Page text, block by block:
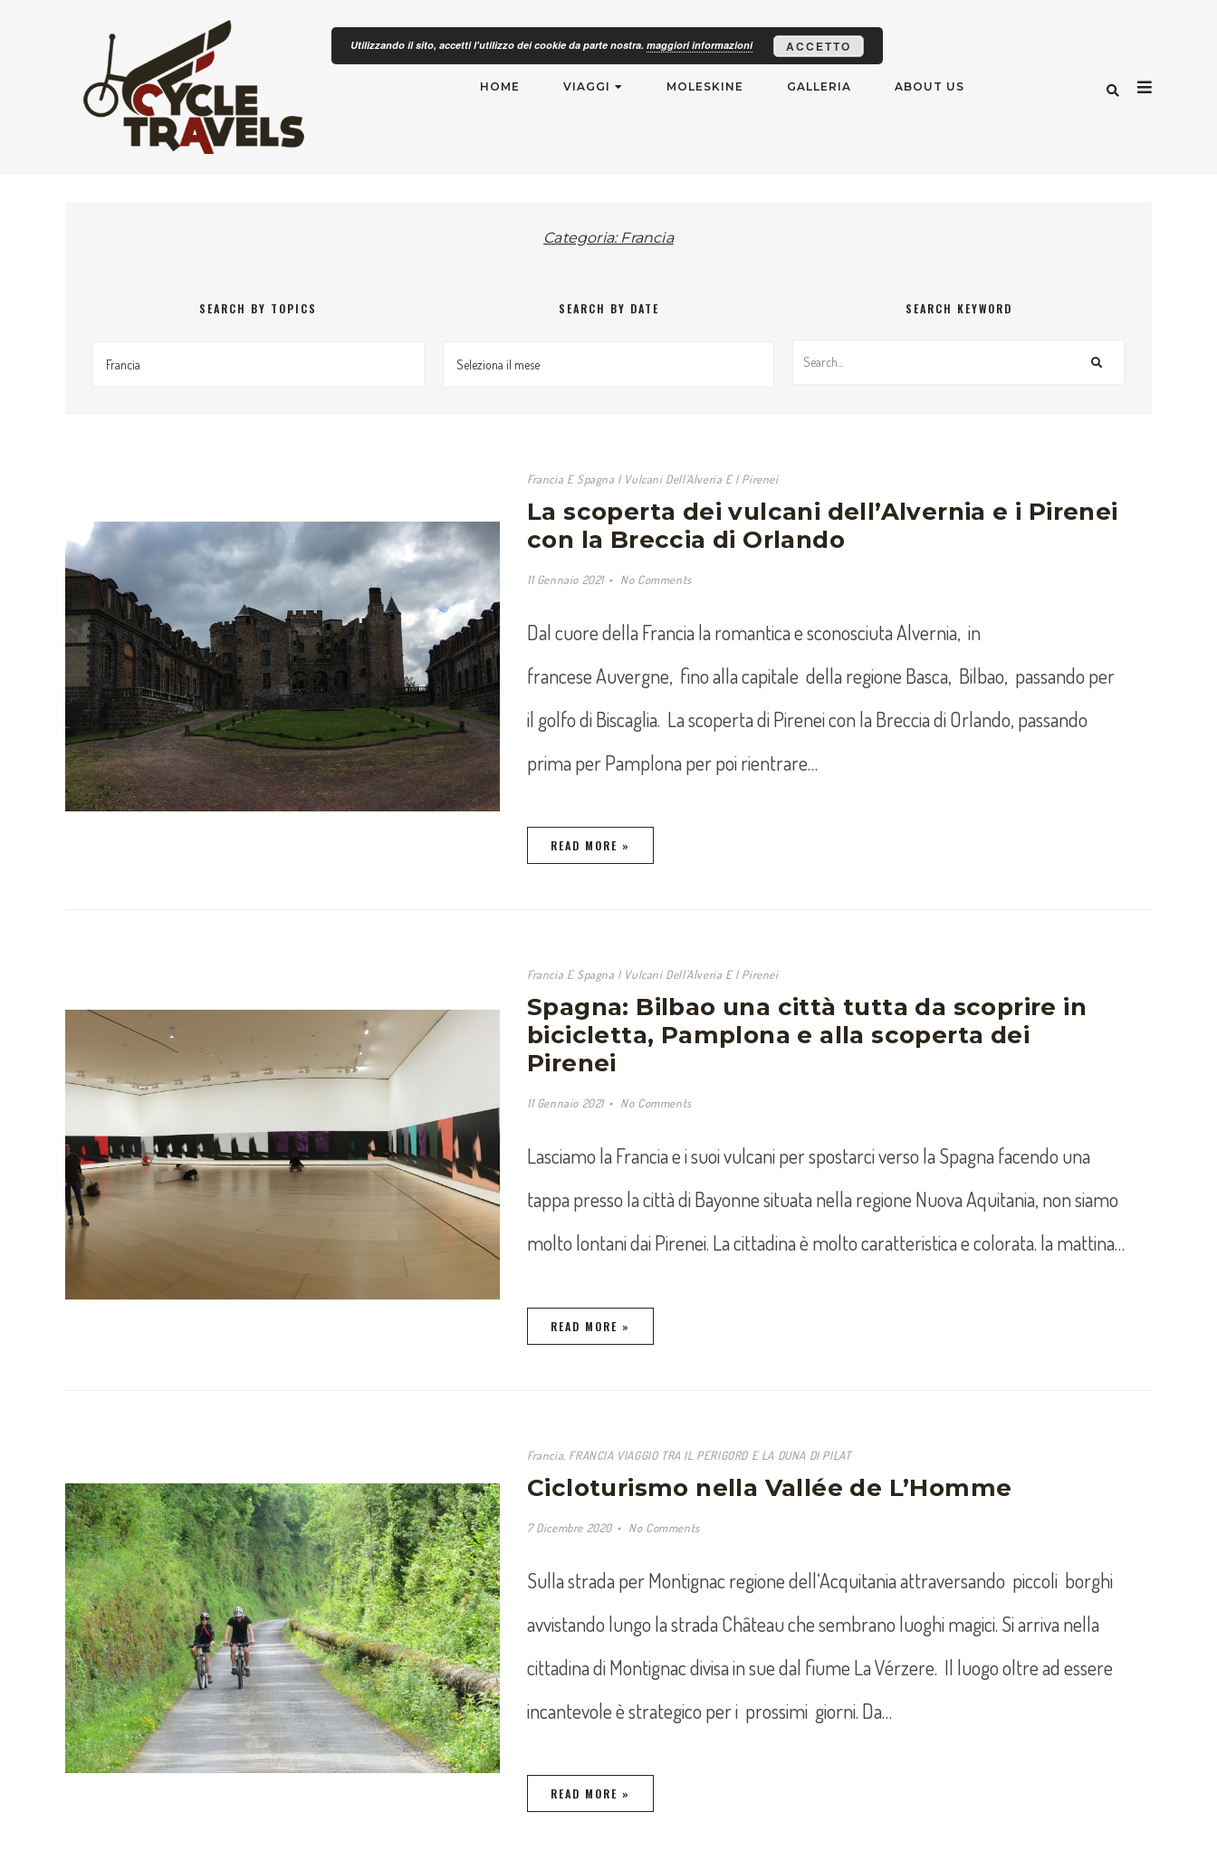
CICLOTURISMO
HOME VIAGGI MOLESKINE GALLERIA ABOUT US
Categoria: Francia
SEARCH BY TOPICS
Search by topics
SEARCH BY DATE
Search By Date
SEARCH KEYWORD
Francia E Spagna I Vulcani Dell’Alveria E I Pirenei
La scoperta dei vulcani dell’Alvernia e i Pirenei
con la Breccia di Orlando
11 Gennaio 2021 No Comments
Dal cuore della Francia la romantica e sconosciuta Alvernia, in
francese Auvergne, fino alla capitale della regione Basca, Bilbao, passando per
il golfo di Biscaglia. La scoperta di Pirenei con la Breccia di Orlando, passando
prima per Pamplona per poi rientrare…
READ MORE »
Francia E Spagna I Vulcani Dell’Alveria E I Pirenei
Spagna: Bilbao una città tutta da scoprire in
bicicletta, Pamplona e alla scoperta dei
Pirenei
11 Gennaio 2021 No Comments
Lasciamo la Francia e i suoi vulcani per spostarci verso la Spagna facendo una
tappa presso la città di Bayonne situata nella regione Nuova Aquitania, non siamo
molto lontani dai Pirenei. La cittadina è molto caratteristica e colorata. la mattina…
READ MORE »
Francia FRANCIA VIAGGIO TRA IL PERIGORD E LA DUNA DI PILAT
Cicloturismo nella Vallée de L’Homme
7 Dicembre 2020 No Comments
Sulla strada per Montignac regione dell‘Acquitania attraversando piccoli borghi
avvistando lungo la strada Château che sembrano luoghi magici. Si arriva nella
cittadina di Montignac divisa in sue dal fiume La Vérzere. Il luogo oltre ad essere
incantevole è strategico per i prossimi giorni. Da…
READ MORE »
Utilizzando il sito, accetti l'utilizzo dei cookie da parte nostra. maggiori informazioni ACCETTO